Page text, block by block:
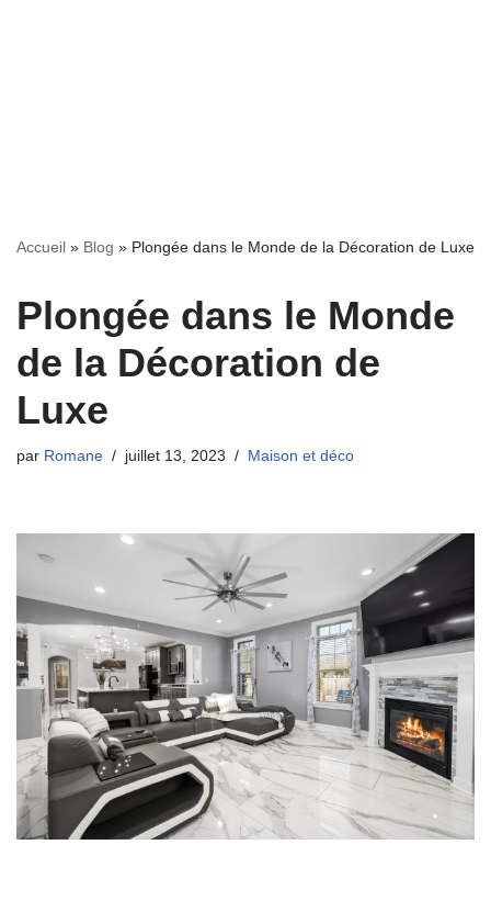
Accueil » Blog » Plongée dans le Monde de la Décoration de Luxe
Plongée dans le Monde
de la Décoration de
Luxe
par Romane juillet 13, 2023 Maison et déco